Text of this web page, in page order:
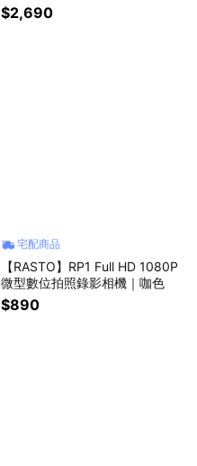
$2,690
宅配商品
【RASTO】RP1 Full HD 1080P
微型數位拍照錄影相機｜咖色
$890